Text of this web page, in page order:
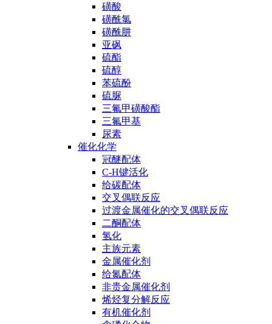
磺酸
磺酰氯
磺酰肼
亚砜
硫酯
硫醇
苯硫酚
硫脲
三氟甲磺酸酯
三氟甲基
尿素
催化化学
冠醚配体
C-H键活化
给碳配体
交叉偶联反应
过渡金属催化的交叉偶联反应
二酮配体
氢化
主族元素
金属催化剂
给氮配体
非贵金属催化剂
烯烃复分解反应
有机催化剂